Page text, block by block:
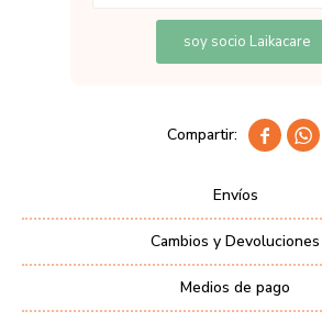
soy socio Laikacare
 
Envíos
Cambios y Devoluciones
Medios de pago